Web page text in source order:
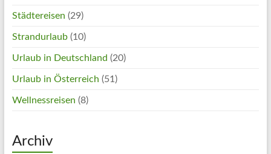
Städtereisen (29)
Strandurlaub(10)
Urlaub in Deutschland (20)
Urlaub in Österreich (51)
Wellnessreisen (8)
Archiv